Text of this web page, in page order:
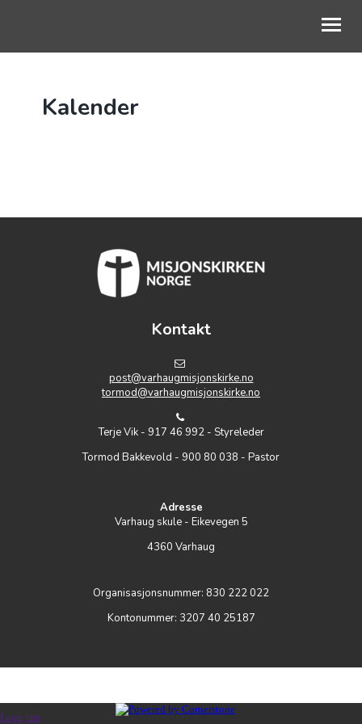
Kalender
Kontakt
post@varhaugmisjonskirke.no
tormod@varhaugmisjonskirke.no
Terje Vik - 917 46 992 - Styreleder
Tormod Bakkevold - 900 80 038 - Pastor
Adresse
Varhaug skule - Eikevegen 5
4360 Varhaug
Organisasjonsnummer: 830 222 022
Kontonummer: 3207 40 25187
Logg inn